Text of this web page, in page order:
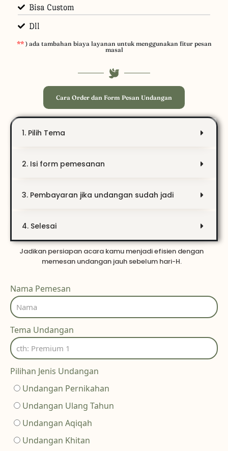
Bisa Custom
Dll
**) ada tambahan biaya layanan untuk menggunakan fitur pesan
masal
Cara Order dan Form Pesan Undangan
1. Pilih Tema
2. Isi form pemesanan
3. Pembayaran jika undangan sudah jadi
4. Selesai
Jadikan persiapan acara kamu menjadi efisien dengan
memesan undangan jauh sebelum hari-H.
Nama Pemesan
Tema Undangan
Pilihan Jenis Undangan
Undangan Pernikahan
Undangan Ulang Tahun
Undangan Aqiqah
Undangan Khitan